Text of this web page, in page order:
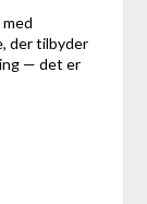
der tilbyder
— det er